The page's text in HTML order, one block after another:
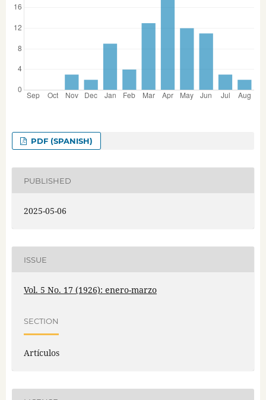
PDF (SPANISH)
PUBLISHED
2025-05-06
ISSUE
Vol. 5 No. 17 (1926): enero-marzo
SECTION
Artículos